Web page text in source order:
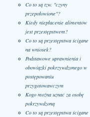
Co to są tzw. "czyny
przepołowione"?
Kiedy niepłacenie alimentów
jest przestępstwem?
Co to są przestępstwa ścigane
na wniosek?
Podstawowe uprawnienia i
obowiązki pokrzywdzonego w
postępowaniu
przygotowawczym
Kogo można uznać za osobę
pokrzywdzoną
Co to są przestępstwa ścigane